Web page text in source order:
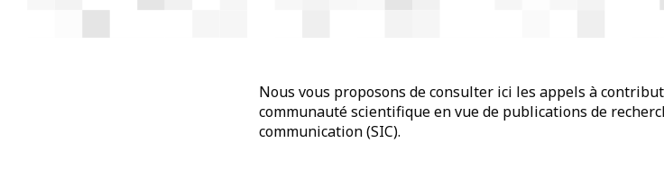
Nous vous proposons de consulter ici les appels à
communauté scientifique en vue de publications de
communication (SIC).